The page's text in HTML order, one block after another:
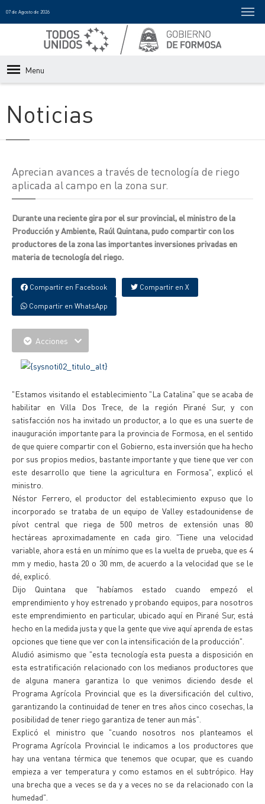
07 de Agosto de 2026
Menu
Noticias
Aprecian avances a través de tecnología de riego
aplicada al campo en la zona sur.
Durante una reciente gira por el sur provincial, el ministro de la
Producción y Ambiente, Raúl Quintana, pudo compartir con los
productores de la zona las importantes inversiones privadas en
materia de tecnología del riego.
Compartir en Facebook Compartir en X
Compartir en WhatsApp
Acciones
"Estamos visitando el establecimiento "La Catalina" que se acaba de
habilitar en Villa Dos Trece, de la región Pirané Sur, y con
satisfacción nos ha invitado un productor, a lo que es una suerte de
inauguración importante para la provincia de Formosa, en el sentido
de que quiere compartir con el Gobierno, esta inversión que ha hecho
por sus propios medios, bastante importante y que tiene que ver con
este desarrollo que tiene la agricultura en Formosa", explicó el
ministro.
Néstor Ferrero, el productor del establecimiento expuso que lo
incorporado se trataba de un equipo de Valley estadounidense de
pívot central que riega de 500 metros de extensión unas 80
hectáreas aproximadamente en cada giro. "Tiene una velocidad
variable, ahora está en un mínimo que es la vuelta de prueba, que es 4
mm y medio, hasta 20 o 30 mm, de acuerdo a la velocidad que se le
dé, explicó.
Dijo Quintana que "habíamos estado cuando empezó el
emprendimiento y hoy estrenado y probando equipos, para nosotros
este emprendimiento en particular, ubicado aquí en Pirané Sur, está
hecho en la medida justa y que la gente que vive aquí aprenda de estas
opciones que tiene que ver con la intensificación de la producción".
Aludió asimismo que "esta tecnología esta puesta a disposición en
esta estratificación relacionado con los medianos productores que
de alguna manera garantiza lo que venimos diciendo desde el
Programa Agrícola Provincial que es la diversificación del cultivo,
garantizando la continuidad de tener en tres años cinco cosechas, la
posibilidad de tener riego garantiza de tener aun más".
Explicó el ministro que "cuando nosotros nos planteamos el
Programa Agrícola Provincial le indicamos a los productores que
hay una ventana térmica que tenemos que ocupar, que es cuando
empieza a ver temperatura y como estamos en el subtrópico. Hay
una brecha que a veces se da y a veces no se da relacionado con la
humedad".